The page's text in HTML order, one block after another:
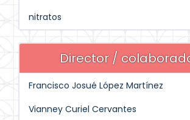
nitratos
Director /
Francisco Josué López Martínez
Vianney Curiel Cervantes